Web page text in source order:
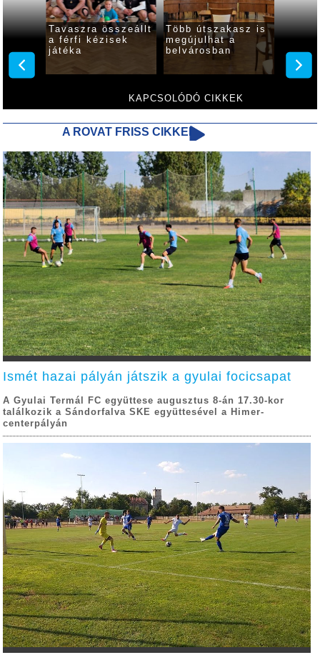
KAPCSOLÓDÓ CIKKEK
Tavaszra összeállt
a férfi kézisek
játéka
Több útszakasz is
megújulhat a
belvárosban
A ROVAT FRISS CIKKEI
Ismét hazai pályán játszik a gyulai focicsapat
A Gyulai Termál FC együttese augusztus 8-án 17.30-kor
találkozik a Sándorfalva SKE együttesével a Himer-
centerpályán